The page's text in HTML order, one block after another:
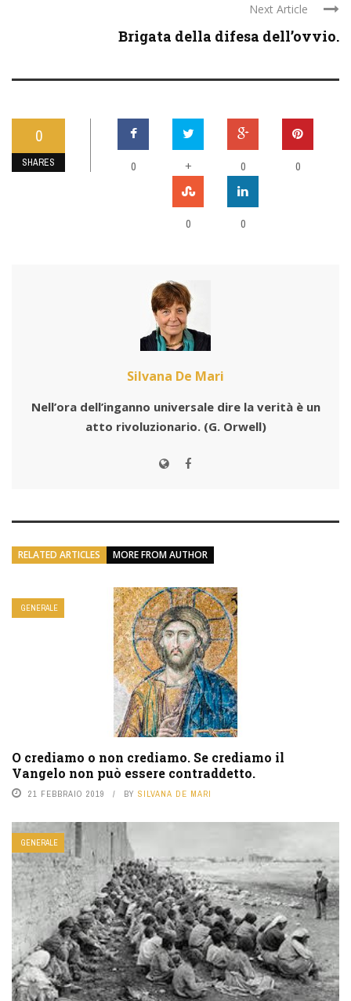
Next Article
Brigata della difesa dell’ovvio.
0
SHARES 0 + 0 0
0 0
Silvana De Mari
Nell’ora dell’inganno universale dire la verità è un
atto rivoluzionario. (G. Orwell)
RELATED ARTICLES MORE FROM AUTHOR
GENERALE
O crediamo o non crediamo. Se crediamo il
Vangelo non può essere contraddetto.
21 FEBBRAIO 2019 BY SILVANA DE MARI
GENERALE